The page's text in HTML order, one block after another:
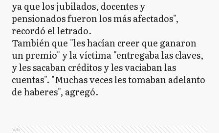
ya que los jubilados, docentes y
pensionados fueron los más afectados",
recordó el letrado.
También que "les hacían creer que ganaron
un premio" y la víctima "entregaba las claves,
y les sacaban créditos y les vaciaban las
cuentas". "Muchas veces les tomaban adelanto
de haberes", agregó.
Ads